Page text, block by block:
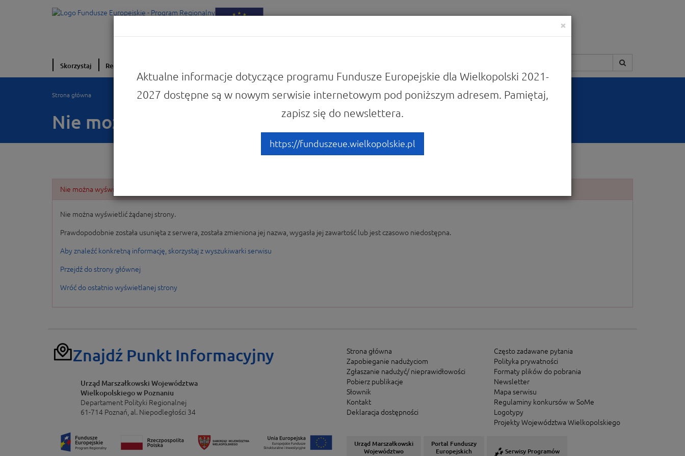
Skorzystaj Realizuję projekt
Strona główna
Nie można wyświetlić żądanej strony.
Nie można wyświetlić żądanej strony.
Nie można wyświetlić żądanej strony.
Prawdopodobnie została usunięta z serwera, została zmieniona jej nazwa, wygasła jej zawartość lub jest czasowo niedostępna.
Aby znaleźć konkretną informację, skorzystaj z wyszukiwarki serwisu
Przejdź do strony głównej
Wróć do ostatnio wyświetlanej strony
Znajdź Punkt Informacyjny
Urząd Marszałkowski Województwa
Wielkopolskiego w Poznaniu
Departament Polityki Regionalnej
61-714 Poznań, al. Niepodległości 34
Strona główna
Zapobieganie nadużyciom
Zgłaszanie nadużyć/ nieprawidłowości
Pobierz publikacje
Słownik
Kontakt
Deklaracja dostępności
Często zadawane pytania
Polityka prywatności
Formaty plików do pobrania
Newsletter
Mapa serwisu
Regulaminy konkursów w SoMe
Logotypy
Projekty Województwa Wielkopolskiego
Urząd Marszałkowski
Województwo
Portal Funduszy
Europejskich
Serwisy Programów
×
Aktualne informacje dotyczące programu Fundusze Europejskie dla Wielkopolski 2021-
2027 dostępne są w nowym serwisie internetowym pod poniższym adresem. Pamiętaj,
zapisz się do newslettera.
https://funduszeue.wielkopolskie.pl